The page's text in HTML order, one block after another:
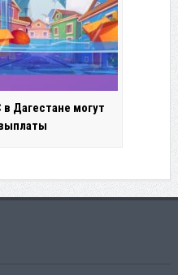
Дагестане могут